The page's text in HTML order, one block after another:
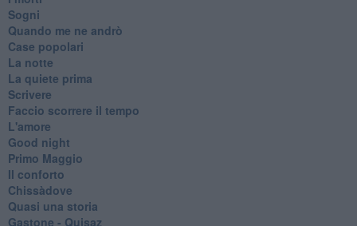
Sogni
Quando me ne andrò
Case popolari
La notte
La quiete prima
Scrivere
Faccio scorrere il tempo
L'amore
Good night
Primo Maggio
Il conforto
Chissàdove
Quasi una storia
Gastone - Quisaz